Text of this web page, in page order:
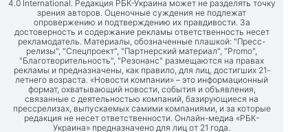
4.0 International. Редакция РБК-Украина может не разделять точку
зрения авторов. Оценочные суждения не подлежат
опровержению и подтверждению их правдивости. За
достоверность и содержание рекламы ответственность несет
рекламодатель. Материалы, обозначенные плашкой: "Пресс-
релизы", "Спецпроект", "Партнерский материал", "Promo",
"Благотворительность", "Резонанс" размещаются на правах
рекламы и предназначены, как правило, для лиц, достигших 21-
летнего возраста. «Новости компании» – это информационный
формат, охватывающий новости, события и объявления,
связанные с деятельностью компаний, базирующиеся на
прессрелизах, выпускаемых самими компаниями, и за которые
редакция не несет ответственности. Онлайн-медиа «РБК-
Украина» предназначено для лиц от 21 года.